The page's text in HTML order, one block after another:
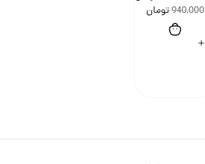
940,000تومان